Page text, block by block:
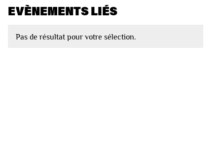
EVÈNEMENTS LIÉS
Pas de résultat pour votre sélection.